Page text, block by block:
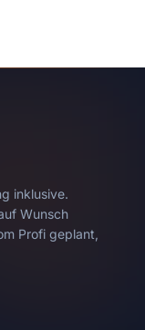
inklusive.
Wunsch
Profi geplant,